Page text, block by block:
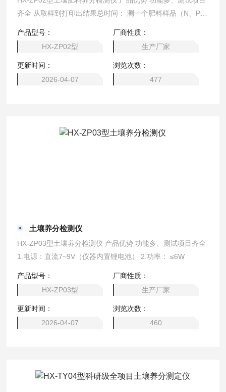
齐全 从取样到打印出结果总时间： 测一个肥料样品（N、P、
时； 测试肥料样品单项微量元素≤30分钟，同时检测五个肥料
样品单项微量元素≤1小时。
产品型号：
HX-ZP02型
厂商性质：
生产厂家
更新时间：
2026-04-07
浏览次数：
477
土壤养分检测仪
HX-ZP03型土壤养分检测仪 产品优势 功能多、测试项目齐全
1.电源：直流7~9V（仪器内置锂电池） 2.功率： ≤6W
产品型号：
HX-ZP03型
厂商性质：
生产厂家
更新时间：
2026-04-07
浏览次数：
460